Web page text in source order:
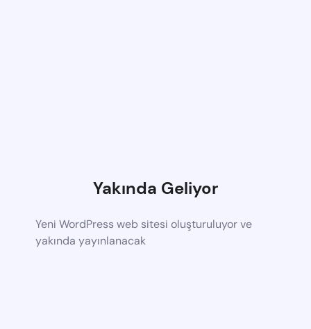
Yakında Geliyor
Yeni WordPress web sitesi oluşturuluyor ve
yakında yayınlanacak